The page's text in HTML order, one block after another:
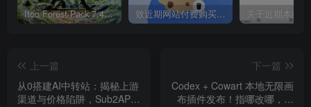
http://127.0.0.1:8000/v1，模型名可填gpt-5.5，API Key
其他工具
：Open WebUI、Hermes、OpenClaw、
Python OpenAI SDK等均可直接对接。
Itoo Forest Pack 7.4.20 森林插件 For 3DSMAX 2014 ~ 2023 汉化永久版 致近期网站付费购买资源及会员用户后，网页显示依然没有购买解决方法！
上一篇
从0搭建AI中转站：揭秘上游
渠道与价格陷阱，Sub2API
下一篇
Codex + Cowart 本地无限画
布插件发布！指哪改哪，一